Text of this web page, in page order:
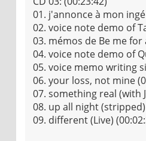
01. j'annonce à mon
02. voice note demo of
03. mémos de Be me
04. voice note demo of
05. voice memo writing
06. your loss, not mine
07. something real (with
08. up all night (stripped)
09. different (Live)